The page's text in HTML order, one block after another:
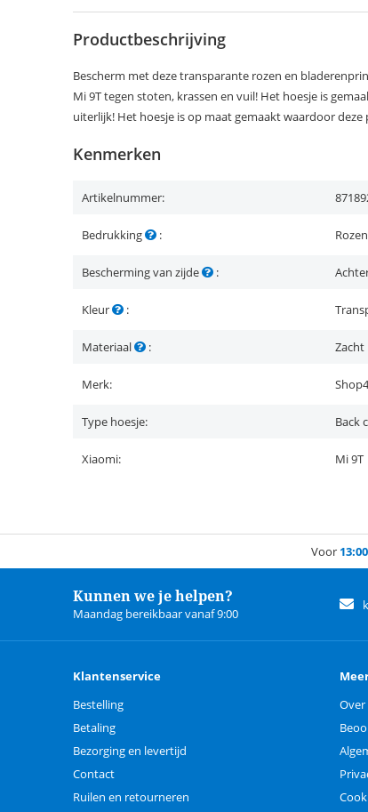
Productbeschrijving
Bescherm met deze transparante rozen en
Mi 9T tegen stoten, krassen en vuil! Het hoesje is
uiterlijk! Het hoesje is op maat gemaakt waardoor deze
Kenmerken
Artikelnummer:
Bedrukking :
Bescherming van zijde :
Kleur :
Materiaal :
Merk: Shop4
Type hoesje: Back
Xiaomi: Mi 9T
Voor 13:00
Kunnen we je helpen?
Maandag bereikbaar vanaf 9:00
Klantenservice
Bestelling
Betaling
Bezorging en levertijd
Contact
Ruilen en retourneren